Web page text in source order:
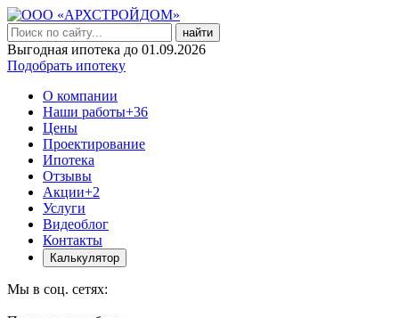
найти
Выгодная ипотека до 01.09.2026
Подобрать ипотеку
О компании
Наши работы+36
Цены
Проектирование
Ипотека
Отзывы
Акции+2
Услуги
Видеоблог
Контакты
Калькулятор
Мы в соц. сетях: